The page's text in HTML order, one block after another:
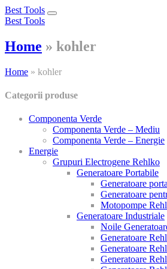
Best Tools
Toggle
Best Tools
Home » kohler
Home » kohler
Categorii produse
Componenta Verde
Componenta Verde – Mediu
Componenta Verde – Energie
Energie
Grupuri Electrogene Rehlko
Generatoare Portabile
Generatoare
Generatoare
Motopompe
Generatoare Industriale
Noile
Generatoare
Generatoare
Generatoare